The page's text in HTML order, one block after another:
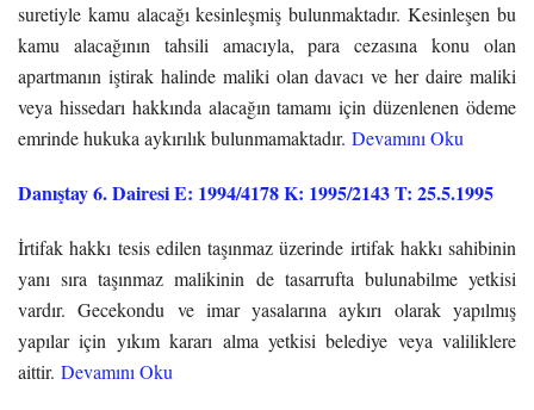
suretiyle kamu alacağı kesinleşmiş bulunmaktadır. Kesinleşen bu
kamu alacağının tahsili amacıyla, para cezasına konu olan
apartmanın iştirak halinde maliki olan davacı ve her daire maliki
veya hissedarı hakkında alacağın tamamı için düzenlenen ödeme
emrinde hukuka aykırılık bulunmamaktadır. Devamını Oku
Danıştay 6. Dairesi E: 1994/4178 K: 1995/2143 T: 25.5.1995
İrtifak hakkı tesis edilen taşınmaz üzerinde irtifak hakkı sahibinin
yanı sıra taşınmaz malikinin de tasarrufta bulunabilme yetkisi
vardır. Gecekondu ve imar yasalarına aykırı olarak yapılmış
yapılar için yıkım kararı alma yetkisi belediye veya valiliklere
aittir. Devamını Oku